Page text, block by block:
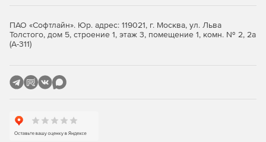
ПАО «Софтлайн». Юр. адрес: 119021, г. Москва, ул. Льва
Толстого, дом 5, строение 1, этаж 3, помещение 1, комн. № 2, 2а
(А-311)